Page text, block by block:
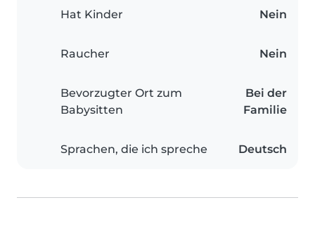
Hat Kinder Nein
Raucher Nein
Bevorzugter Ort zum
Babysitten
Bei der
Familie
Sprachen, die ich spreche Deutsch